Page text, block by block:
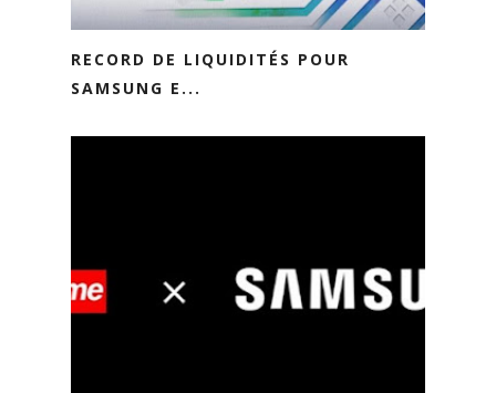
RECORD DE LIQUIDITÉS POUR
SAMSUNG E...